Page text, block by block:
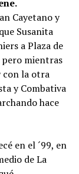
Cayetano y
Susanita
a Plaza de
mientras
con la otra
y Combativa
hace
en el ´99, en
de La